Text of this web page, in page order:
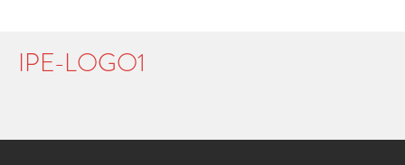
IPE-LOGO1